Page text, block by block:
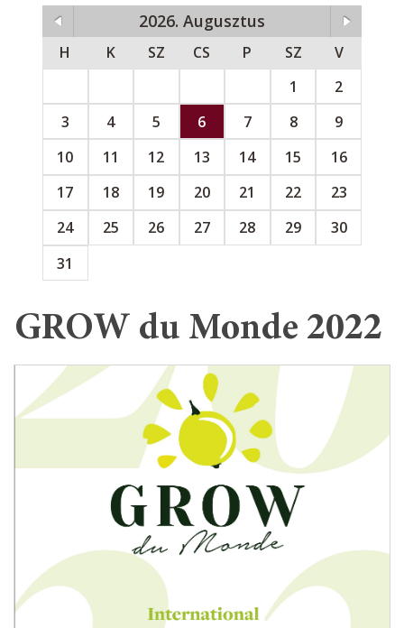
2026. Augusztus
H K SZ CS P SZ
V
1
2
3
4 5 6 7 8
9
10
11 12 13 14 15
16
17
18 19 20 21 22
23
24
25 26 27 28 29
30
31
GROW du Monde 2022